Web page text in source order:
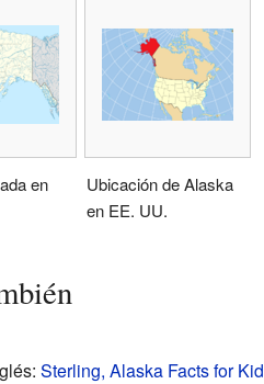
en
Ubicación de Alaska
en EE. UU.
Sterling, Alaska Facts for